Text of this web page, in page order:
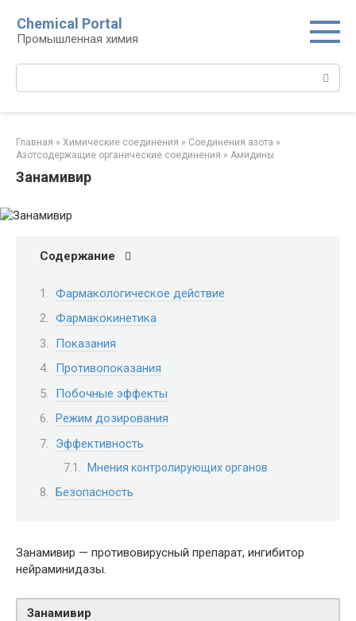
контенту
Chemical Portal
Промышленная химия
Главная » Химические соединения » Соединения азота »
Азотсодержащие органические соединения » Амидины‎
Занамивир
Содержание
Фармакологическое действие
Фармакокинетика
Показания
Противопоказания
Побочные эффекты
Режим дозирования
Эффективность
Мнения контролирующих органов
Безопасность
Занамивир — противовирусный препарат, ингибитор
нейраминидазы.
Занамивир